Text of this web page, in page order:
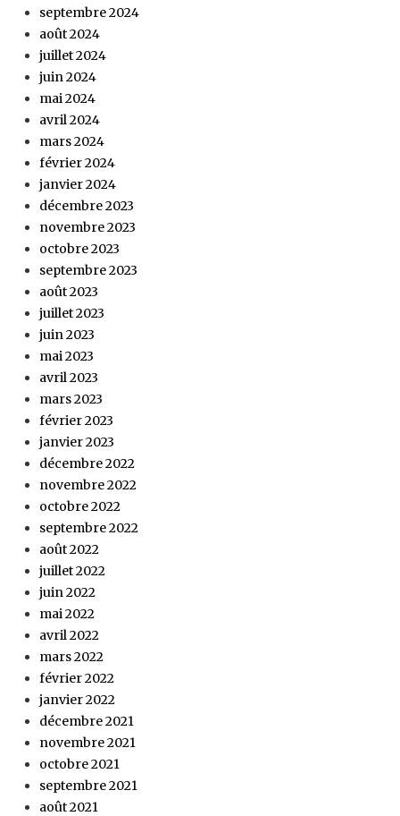
septembre 2024
août 2024
juillet 2024
juin 2024
mai 2024
avril 2024
mars 2024
février 2024
janvier 2024
décembre 2023
novembre 2023
octobre 2023
septembre 2023
août 2023
juillet 2023
juin 2023
mai 2023
avril 2023
mars 2023
février 2023
janvier 2023
décembre 2022
novembre 2022
octobre 2022
septembre 2022
août 2022
juillet 2022
juin 2022
mai 2022
avril 2022
mars 2022
février 2022
janvier 2022
décembre 2021
novembre 2021
octobre 2021
septembre 2021
août 2021